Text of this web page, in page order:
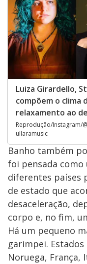
Luiza Girardello,
compõem o clima
relaxamento ao
Reprodução/Instagram/
ullaramusic
Banho também
foi pensada como
diferentes países
de estado que
desaceleração,
corpo e, no fim,
Há um pequeno
garimpei. Estados
Noruega, França,